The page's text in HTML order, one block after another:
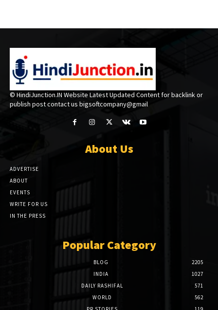
© HindiJunction.IN Website Latest Updated Content for backlink or
publish post contact us bigsoftcompany@gmail
About Us
ADVERTISE
ABOUT
EVENTS
WRITE FOR US
IN THE PRESS
Popular Category
BLOG
2205
INDIA
1027
DAILY RASHIFAL
571
WORLD
562